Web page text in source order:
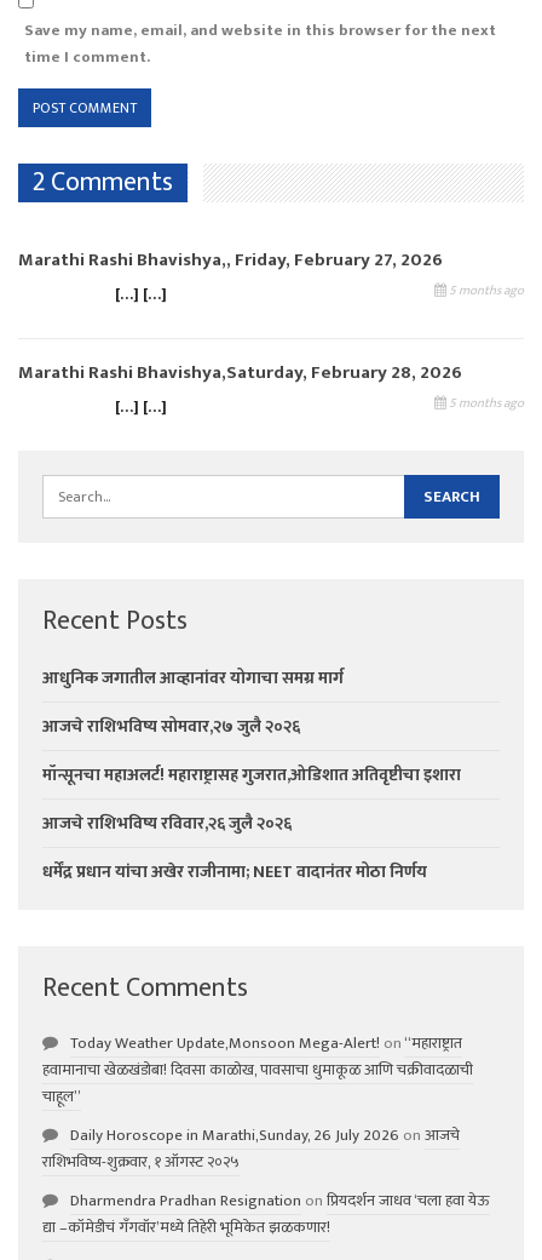
Save my name, email, and website in this browser for the next
time I comment.
2 Comments
Marathi Rashi Bhavishya,, Friday, February 27, 2026
5 months ago
[…] […]
Marathi Rashi Bhavishya,Saturday, February 28, 2026
5 months ago
[…] […]
Recent Posts
आधुनिक जगातील आव्हानांवर योगाचा समग्र मार्ग
आजचे राशिभविष्य सोमवार,२७ जुलै २०२६
मॉन्सूनचा महाअलर्ट! महाराष्ट्रासह गुजरात,ओडिशात अतिवृष्टीचा इशारा
आजचे राशिभविष्य रविवार,२६ जुलै २०२६
धर्मेंद्र प्रधान यांचा अखेर राजीनामा; NEET वादानंतर मोठा निर्णय
Recent Comments
Today Weather Update,Monsoon Mega-Alert! on“महाराष्ट्रात
हवामानाचा खेळखंडोबा! दिवसा काळोख, पावसाचा धुमाकूळ आणि चक्रीवादळाची
चाहूल”
Daily Horoscope in Marathi,Sunday, 26 July 2026 onआजचे
राशिभविष्य-शुक्रवार, १ ऑगस्ट २०२५
Dharmendra Pradhan Resignation onप्रियदर्शन जाधव ‘चला हवा येऊ
द्या –कॉमेडीचं गॅंगवॉर’मध्ये तिहेरी भूमिकेत झळकणार!